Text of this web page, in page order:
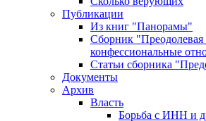
Публикации
Из книг "Панорамы"
Сборник "Преодолевая
конфессиональные
Статьи сборника
Документы
Архив
Власть
Борьба с ИНН и